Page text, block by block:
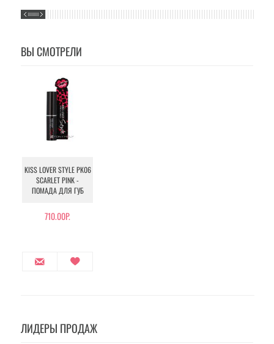
ВЫ СМОТРЕЛИ
KISS LOVER STYLE PK06
SCARLET PINK -
ПОМАДА ДЛЯ ГУБ
710.00Р.
ЛИДЕРЫ ПРОДАЖ